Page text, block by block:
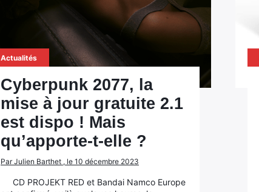
Actualités
Cyberpunk 2077, la
mise à jour gratuite 2.1
est dispo ! Mais
qu’apporte-t-elle ?
Par Julien Barthet , le 10 décembre 2023
CD PROJEKT RED et Bandai Namco Europe